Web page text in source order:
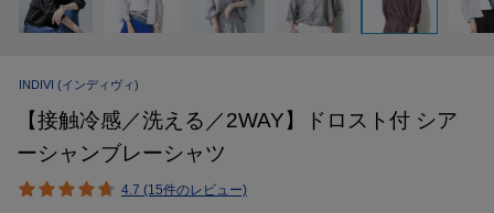
INDIVI (インディヴィ)
【接触冷感／洗える／2WAY】ドロスト付 シア
ーシャンブレーシャツ
4.7 (15件のレビュー)